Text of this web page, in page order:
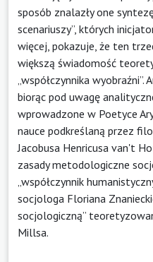
sposób znalazły one
scenariuszy”, których
więcej, pokazuje, że ten
większą świadomość
„współczynnika
biorąc pod uwagę
wprowadzone w Poetyce
nauce podkreślaną przez
Jacobusa Henricusa van't
zasady metodologiczne
„współczynnik
socjologa Floriana
socjologiczną”
Millsa.